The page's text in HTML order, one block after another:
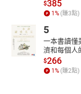
台大外文系畢業，台
心駐村研究獎，曾任
Post》主編等職，譯
手》﹑《該隱與亞伯》
＝朗讀者簡介＝
$385
1 % (賺3點)
5
一本書讀懂
濟和每個人
$266
1 % (賺2點)